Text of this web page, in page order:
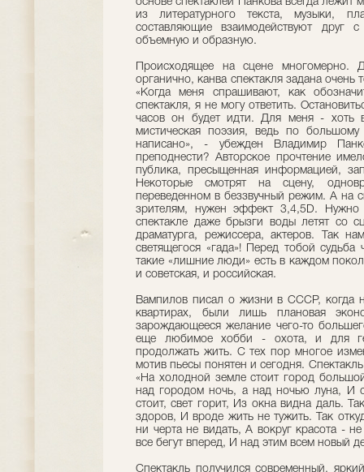
из литературного текста, музыки,
составляющие взаимодействуют друг
объемную и образную.
Происходящее на сцене многомерно.
органично, канва спектакля задана очень
«Когда меня спрашивают, как
спектакля, я не могу ответить.
часов он будет идти. Для меня - хоть
мистическая поэзия, ведь по
написано», - убежден Владимир
преподнести? Авторское прочтение
публика, пресыщенная информацией,
Некоторые смотрят на сцену,
переведенном в беззвучный режим. А на
зрителям, нужен эффект 3,4,5D.
спектакле даже брызги воды летят со
драматурга, режиссера, актеров. Так
светящегося «гада»! Перед тобой
такие «лишние люди» есть в каждом
и советская, и российская.
Вампилов писал о жизни в СССР, когда
квартирах, были лишь плановая
зарождающееся желание чего-то
еще любимое хобби - охота, и для
продолжать жить. С тех пор многое
мотив пьесы понятен и сегодня.
«На холодной земле стоит город
над городом ночь, а над ночью луна, И
стоит, свет горит, Из окна видна даль.
здоров, И вроде жить не тужить. Так
ни черта не видать, А вокруг красота -
все бегут вперед, И над этим всем новый
Спектакль получился современный,